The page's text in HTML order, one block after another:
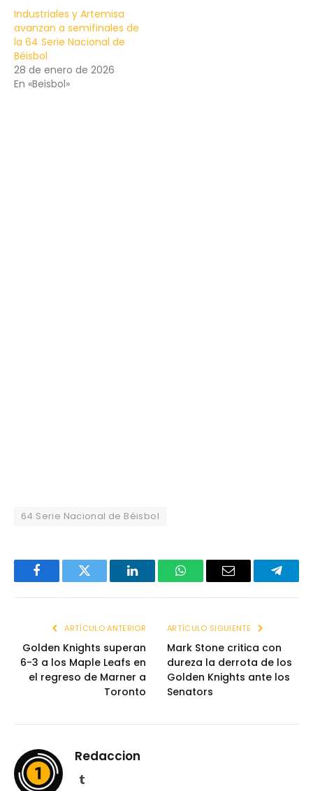
Industriales y Artemisa
avanzan a semifinales de
la 64 Serie Nacional de
Béisbol
28 de enero de 2026
En «Beisbol»
64 Serie Nacional de Béisbol
FacebookTwitter LinkedInWhatsAppEmail
ARTÍCULO ANTERIOR
Golden Knights superan
6-3 a los Maple Leafs en
el regreso de Marner a
Toronto
ARTÍCULO SIGUIENTE
Mark Stone critica con
dureza la derrota de los
Golden Knights ante los
Senators
Redaccion
Tumblr